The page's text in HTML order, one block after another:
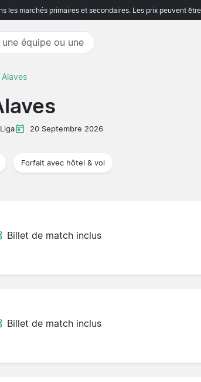
les marchés primaires et secondaires. Les prix peuvent
20 Septembre 2026
Forfait avec hôtel & vol
Billet de match inclus
Billet de match inclus